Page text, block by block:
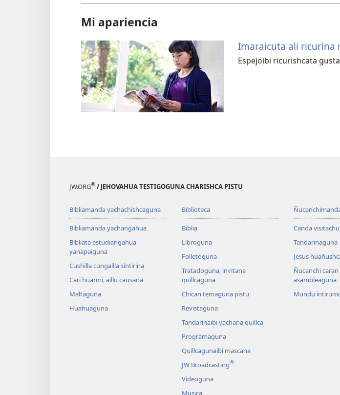
Mi apariencia
Imaraicuta ali ricurina
Espejoibi ricurishcata
JW.ORG® / JEHOVAHUA TESTIGOGUNA CHARISHCA PISTU
Bibliamanda yachachishcaguna
Bibliamanda yachangahua
Bibliata estudiangahua
yanapaiguna
Cushilla cungailla sintirina
Cari huarmi, aillu causana
Maltaguna
Huahuaguna
Biblioteca
Biblia
Libroguna
Folletoguna
Tratadoguna, invitana
quillcaguna
Chican temaguna pistu
Revistaguna
Tandarinaibi yachana quillca
Programaguna
Quillcagunaibi mascana
JW Broadcasting®
Videoguna
Musica
Canda
Tandarinaguna
Jesus
Ñucanchi
asambleaguna
Mundu